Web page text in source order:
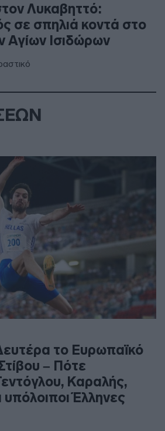
Λυκαβηττό:
σε σπηλιά κοντά στο
Αγίων Ισιδώρων
το Ευρωπαϊκό
– Πότε
Καραλής,
υπόλοιποι Έλληνες